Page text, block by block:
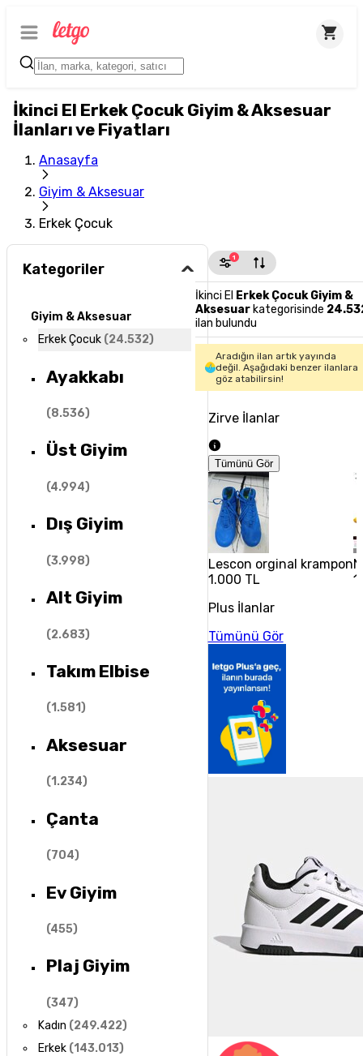
İkinci El Erkek Çocuk Giyim & Aksesuar
İlanları ve Fiyatları
Anasayfa
Giyim & Aksesuar
Erkek Çocuk
Kategoriler
Giyim & Aksesuar
Erkek Çocuk (24.532)
Ayakkabı
(8.536)
Üst Giyim
(4.994)
Dış Giyim
(3.998)
Alt Giyim
(2.683)
Takım Elbise
(1.581)
Aksesuar
(1.234)
Çanta
(704)
Ev Giyim
(455)
Plaj Giyim
(347)
Kadın (249.422)
Erkek (143.013)
1
İkinci El Erkek Çocuk Giyim &
Aksesuarkategorisinde
ilan bulundu
Aradığın ilan artık yayında
değil. Aşağıdaki benzer ilanlara
göz atabilirsin!
Zirve İlanlar
Tümünü Gör
Lescon orginal krampon
1.000 TL
Plus İlanlar
Tümünü Gör